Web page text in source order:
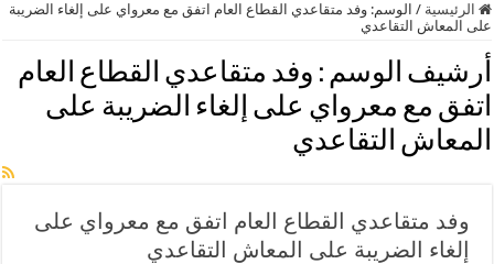
الرئيسية / الوسم:وفد متقاعدي القطاع العام اتفق مع معرواي على إلغاء الضريبة
على المعاش التقاعدي
أرشيف الوسم : وفد متقاعدي القطاع العام
اتفق مع معرواي على إلغاء الضريبة على
المعاش التقاعدي
وفد متقاعدي القطاع العام اتفق مع معرواي على
إلغاء الضريبة على المعاش التقاعدي